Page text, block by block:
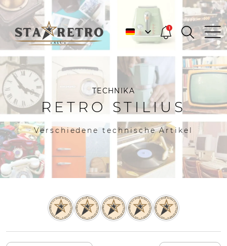
1
TECHNIKA
RETRO STILIUS
Verschiedene technische Artikel